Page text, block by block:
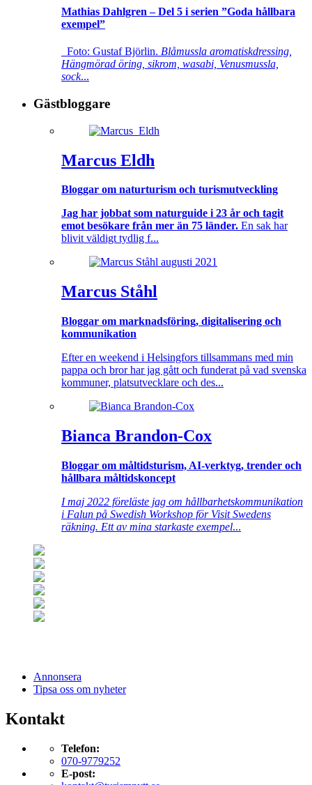
Mathias Dahlgren – Del 5 i serien ”Goda hållbara
exempel”
Foto: Gustaf Björlin. Blåmussla aromatiskdressing,
Hängmörad öring, sikrom, wasabi, Venusmussla,
sock...
Gästbloggare
Marcus Eldh
Bloggar om naturturism och turismutveckling
Jag har jobbat som naturguide i 23 år och tagit
emot besökare från mer än 75 länder. En sak har
blivit väldigt tydlig f...
Marcus Ståhl
Bloggar om marknadsföring, digitalisering och
kommunikation
Efter en weekend i Helsingfors tillsammans med min
pappa och bror har jag gått och funderat på vad svenska
kommuner, platsutvecklare och des...
Bianca Brandon-Cox
Bloggar om måltidsturism, AI-verktyg, trender och
hållbara måltidskoncept
I maj 2022 föreläste jag om hållbarhetskommunikation
i Falun på Swedish Workshop för Visit Swedens
räkning. Ett av mina starkaste exempel...
Annonsera
Tipsa oss om nyheter
Kontakt
Telefon:
070-9779252
E-post: